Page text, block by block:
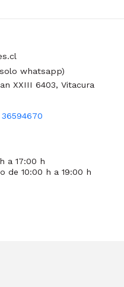
whatsapp)
XXIII 6403, Vitacura
a 17:00 h
de 10:00 h a 19:00 h